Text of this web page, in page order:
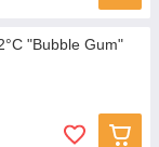
"Bubble Gum"